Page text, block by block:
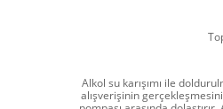
Alkol su karışımı ile
alışverişinin gerçekleşmesini